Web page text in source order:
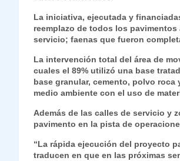
p
p
m o
o
k
n
La iniciativa, ejecutada y
reemplazo de todos los
servicio; faenas que fueron
La intervención total del área de
cuales el 89% utilizó una base
base granular, cemento, polvo
medio ambiente con el uso de
Además de las calles de servicio y
pavimento en la pista de
“La rápida ejecución del proyecto
traducen en que en las próximas